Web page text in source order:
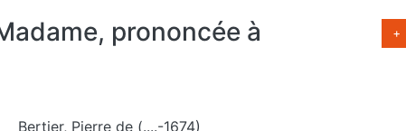
prononcée à
+
Bertier, Pierre de (....-1674)